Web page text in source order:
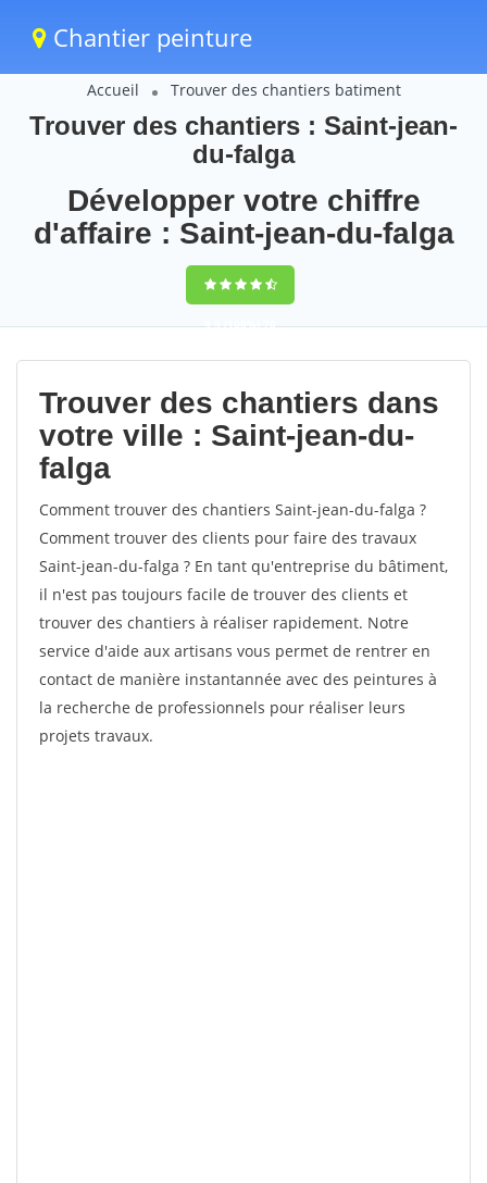
Chantier peinture
Accueil Trouver des chantiers batiment
Trouver des chantiers : Saint-jean-
du-falga
Développer votre chiffre
d'affaire : Saint-jean-du-falga
9,5(100%)70
votes
Trouver des chantiers dans
votre ville : Saint-jean-du-
falga
Comment trouver des chantiers Saint-jean-du-falga ?
Comment trouver des clients pour faire des travaux
Saint-jean-du-falga ? En tant qu'entreprise du bâtiment,
il n'est pas toujours facile de trouver des clients et
trouver des chantiers à réaliser rapidement. Notre
service d'aide aux artisans vous permet de rentrer en
contact de manière instantannée avec des peintures à
la recherche de professionnels pour réaliser leurs
projets travaux.